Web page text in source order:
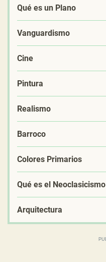
Qué es un Plano
Vanguardismo
Cine
Pintura
Realismo
Barroco
Colores Primarios
Qué es el Neoclasicismo
Arquitectura